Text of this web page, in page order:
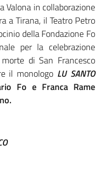
Valona in collaborazione
a Tirana, il Teatro Petro
della Fondazione Fo
per la celebrazione
di San Francesco
il monologo LU SANTO
Fo e Franca Rame